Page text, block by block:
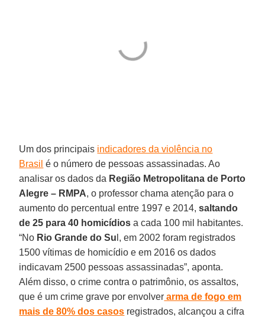
Um dos principais indicadores da violência no
Brasil é o número de pessoas assassinadas. Ao
analisar os dados da Região Metropolitana de Porto
Alegre – RMPA, o professor chama atenção para o
aumento do percentual entre 1997 e 2014,saltando
de 25 para 40 homicídios a cada 100 mil habitantes.
“No Rio Grande do Su l, em 2002 foram registrados
1500 vítimas de homicídio e em 2016 os dados
indicavam 2500 pessoas assassinadas”, aponta.
Além disso, o crime contra o patrimônio, os assaltos,
que é um crime grave por envolver arma de fogo em
mais de 80% dos casos registrados, alcançou a cifra